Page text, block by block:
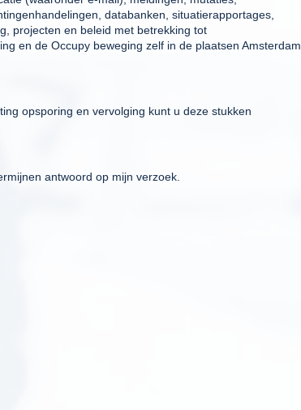
databanken, situatierapportages,
projecten en beleid met betrekking tot
en de Occupy beweging zelf in de plaatsen Amsterdam,
opsporing en vervolging kunt u deze stukken
antwoord op mijn verzoek.